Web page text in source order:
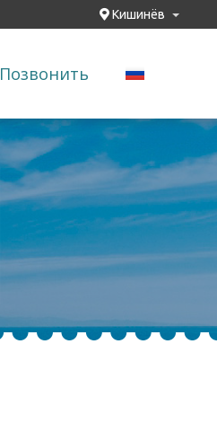
Кишинёв
Позвонить